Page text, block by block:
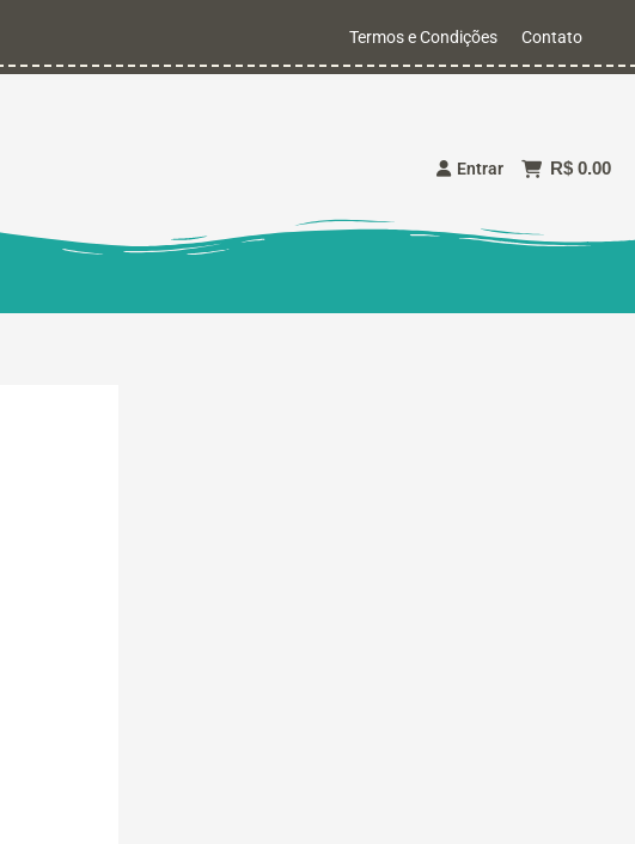
Termos e Condições Contato
Entrar R$ 0.00